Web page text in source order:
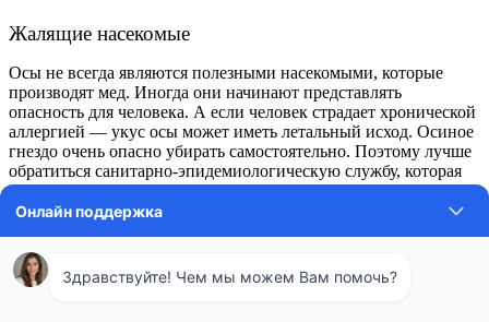
Жалящие насекомые
Осы не всегда являются полезными насекомыми, которые
производят мед. Иногда они начинают представлять
опасность для человека. А если человек страдает хронической
аллергией — укус осы может иметь летальный исход. Осиное
гнездо очень опасно убирать самостоятельно. Поэтому лучше
обратиться санитарно-эпидемиологическую службу, которая
пришлет специалиста для решения проблемы. Вы навсегда
избавитесь от неприятных соседей, которые нарушают ваш
Борьба с вредными грызунами